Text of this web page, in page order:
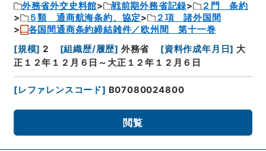
外務省外交史料館 戦前期外務省記録
２門 条約
５類 通商航海条約、協定
２項 諸外国間
各国間通商条約締結雑件／欧州間 第十一巻
[規模] 2 [組織歴/履歴] 外務省 [資料作成年月日] 大
正１２年１２月６日～大正１２年１２月６日
[レファレンスコード] B07080024800
閲覧